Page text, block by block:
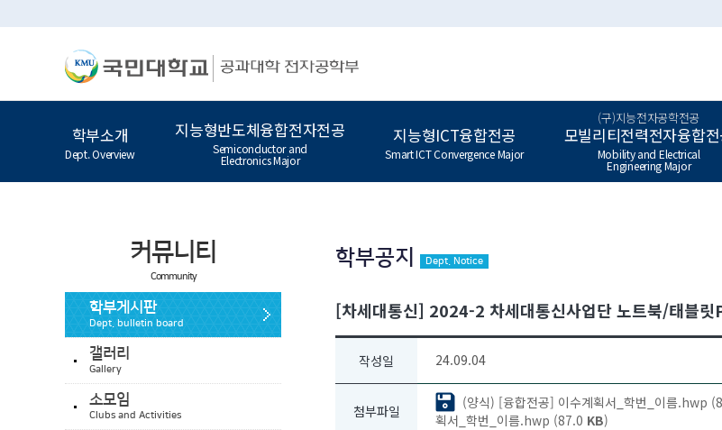
학부소개
Dept. Overview
지능형반도체융합전자전공
Semiconductor and
Electronics Major
지능형ICT융합전공
Smart ICT Convergence Major
(구)지능전자공학전공
모빌리티전력전자융합
Mobility and Electrical
Engineering Major
커뮤니티
Community
학부게시판
Dept. bulletin board
갤러리
Gallery
소모임
Clubs and Activities
학부공지 Dept. Notice
[차세대통신] 2024-2 차세대통신사업단 노트북/태블릿
작성일 24.09.04
첨부파일 (양식) [융합전공] 이수계획서_학번_이름.hwp
획서_학번_이름.hwp (87.0 KB)